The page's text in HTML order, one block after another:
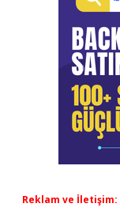
Reklam ve İletişim: